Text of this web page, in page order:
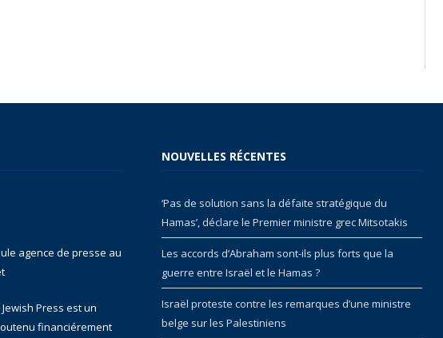
agence de presse au
Press est un
financiérement
NOUVELLES RÉCENTES
‘Pas de solution sans la défaite stratégique du
Hamas’, déclare le Premier ministre grec Mitsotakis
Les accords d’Abraham sont-ils plus forts que la
guerre entre Israël et le Hamas ?
Israël proteste contre les remarques d’une ministre
belge sur les Palestiniens